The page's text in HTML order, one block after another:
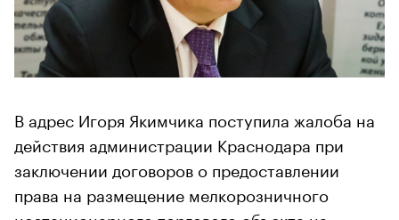
В адрес Игоря Якимчика поступила жалоба на
действия администрации Краснодара при
заключении договоров о предоставлении
права на размещение мелкорозничного